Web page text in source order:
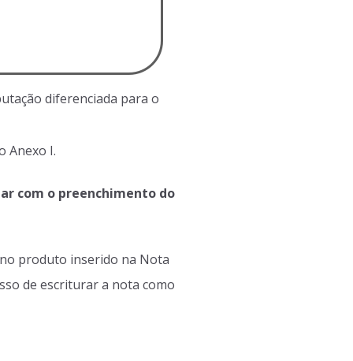
diferenciada para o
Anexo I.
com o preenchimento do
produto inserido na Nota
de escriturar a nota como